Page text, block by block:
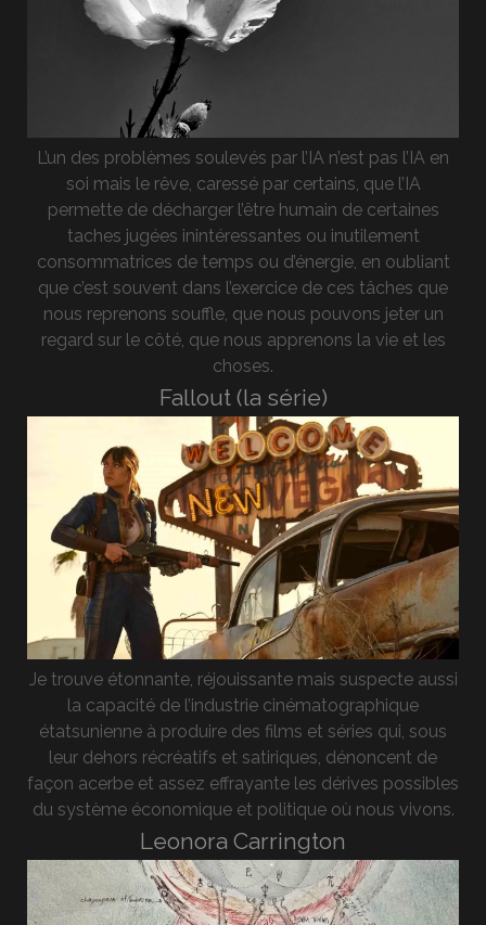
L’un des problèmes soulevés par l’IA n’est pas l’IA en
soi mais le rêve, caressé par certains, que l’IA
permette de décharger l’être humain de certaines
taches jugées inintéressantes ou inutilement
consommatrices de temps ou d’énergie, en oubliant
que c’est souvent dans l’exercice de ces tâches que
nous reprenons souffle, que nous pouvons jeter un
regard sur le côté, que nous apprenons la vie et les
choses.
Fallout (la série)
Je trouve étonnante, réjouissante mais suspecte aussi
la capacité de l’industrie cinématographique
étatsunienne à produire des films et séries qui, sous
leur dehors récréatifs et satiriques, dénoncent de
façon acerbe et assez effrayante les dérives possibles
du système économique et politique où nous vivons.
Leonora Carrington